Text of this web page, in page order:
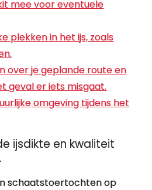
mee voor eventuele
plekken in het ijs, zoals
over je geplande route en
geval er iets misgaat.
omgeving tijdens het
ijsdikte en kwaliteit
schaatstoertochten op